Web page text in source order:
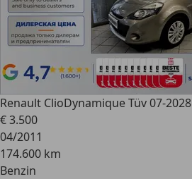
Renault ClioDynamique Tüv 07-2028
€ 3.500
04/2011
174.600 km
Benzin